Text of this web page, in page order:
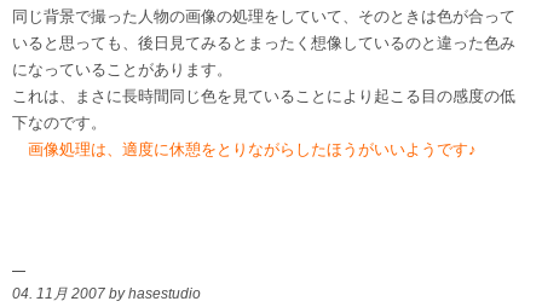
同じ背景で撮った人物の画像の処理をしていて、そのときは色が合って
いると思っても、後日見てみるとまったく想像しているのと違った色み
になっていることがあります。
これは、まさに長時間同じ色を見ていることにより起こる目の感度の低
下なのです。
画像処理は、適度に休憩をとりながらしたほうがいいようです♪
04. 11月 2007 by hasestudio